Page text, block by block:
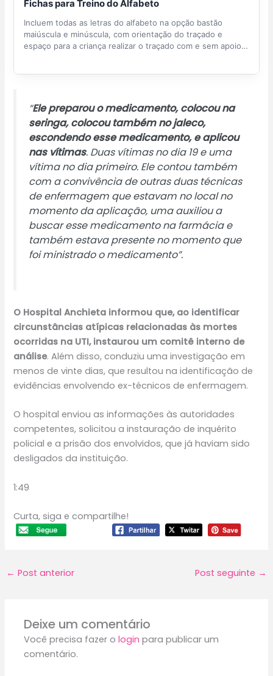
Fichas para Treino do Alfabeto
Incluem todas as letras do alfabeto na opção bastão
maiúscula e minúscula, com orientação do traçado e
espaço para a criança realizar o traçado com e sem apoio
atividade de caderno.
“Ele preparou o medicamento, colocou na
seringa, colocou também no jaleco,
escondendo esse medicamento, e aplicou
nas vítimas. Duas vítimas no dia 19 e uma
vítima no dia primeiro. Ele contou também
com a convivência de outras duas técnicas
de enfermagem que estavam no local no
momento da aplicação, uma auxiliou a
buscar esse medicamento na farmácia e
também estava presente no momento que
foi ministrado o medicamento”.
O Hospital Anchieta informou que, ao identificar
circunstâncias atípicas relacionadas às mortes
ocorridas na UTI, instaurou um comitê interno de
análise. Além disso, conduziu uma investigação em
menos de vinte dias, que resultou na identificação de
evidências envolvendo ex-técnicos de enfermagem.
O hospital enviou as informações às autoridades
competentes, solicitou a instauração de inquérito
policial e a prisão dos envolvidos, que já haviam sido
desligados da instituição.
1:49
Curta, siga e compartilhe!
← Post anterior Post seguinte →
Deixe um comentário
Você precisa fazer ologin para publicar um
comentário.